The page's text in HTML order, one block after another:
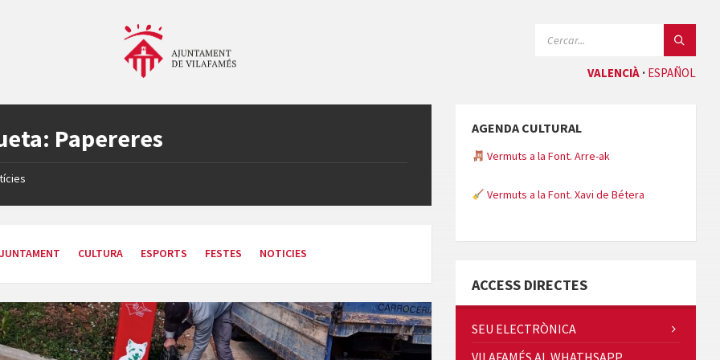
VALENCIÀ ESPAÑOL
Papereres
CULTURA ESPORTS FESTES NOTICIES
AGENDA CULTURAL
Vermuts a la Font. Arre-ak
Vermuts a la Font. Xavi de Bétera
ACCESS DIRECTES
SEU ELECTRÒNICA